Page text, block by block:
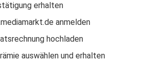
erhalten
anmelden
hochladen
auswählen und erhalten